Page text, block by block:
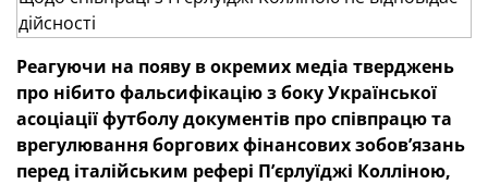
Реагуючи на появу в окремих медіа тверджень
про нібито фальсифікацію з боку Української
асоціації футболу документів про співпрацю та
врегулювання боргових фінансових зобов’язань
перед італійським рефері П’єрлуїджі Колліною,